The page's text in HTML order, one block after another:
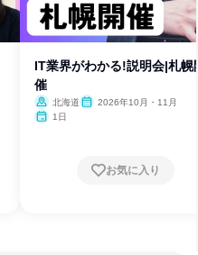
IT業界がわかる!説明会|札幌
催
北海道
2026年10月・11月
1日
お気に入り